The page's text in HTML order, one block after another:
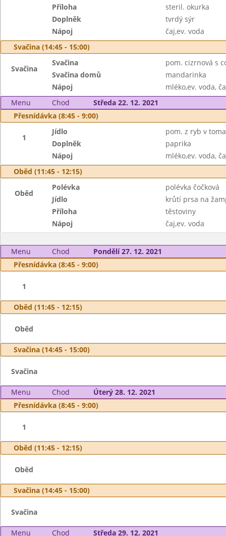
Příloha
steril. okurka
Doplněk
tvrdý sýr
Nápoj
čaj,ev. voda
Svačina (14:45 - 15:00)
Svačina
Svačina
pom. cizrnová s
Svačina domů
mandarinka
Nápoj
mléko,ev. voda,
Menu
Chod
Středa 22. 12. 2021
Přesnídávka (8:45 - 9:00)
1
Jídlo
pom. z ryb v
Doplněk
paprika
Nápoj
mléko,ev. voda,
Oběd (11:45 - 12:15)
Oběd
Polévka
polévka čočková
Jídlo
krůtí prsa na
Příloha
těstoviny
Nápoj
čaj,ev. voda
Menu Chod
Pondělí 27. 12. 2021
Přesnídávka (8:45 - 9:00)
1
Oběd (11:45 - 12:15)
Oběd
Svačina (14:45 - 15:00)
Svačina
Menu Chod
Úterý 28. 12. 2021
Přesnídávka (8:45 - 9:00)
1
Oběd (11:45 - 12:15)
Oběd
Svačina (14:45 - 15:00)
Svačina
Menu Chod Středa 29. 12. 2021